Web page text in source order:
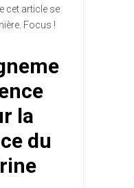
cet article se
Focus !
la
du